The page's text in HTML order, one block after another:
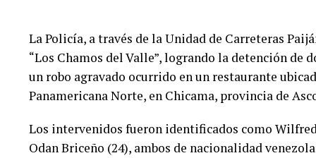
La Policía, a través de la Unidad de Carreteras
“Los Chamos del Valle”, logrando la detención de
un robo agravado ocurrido en un restaurante
Panamericana Norte, en Chicama, provincia de
Los intervenidos fueron identificados como
Odan Briceño (24), ambos de nacionalidad